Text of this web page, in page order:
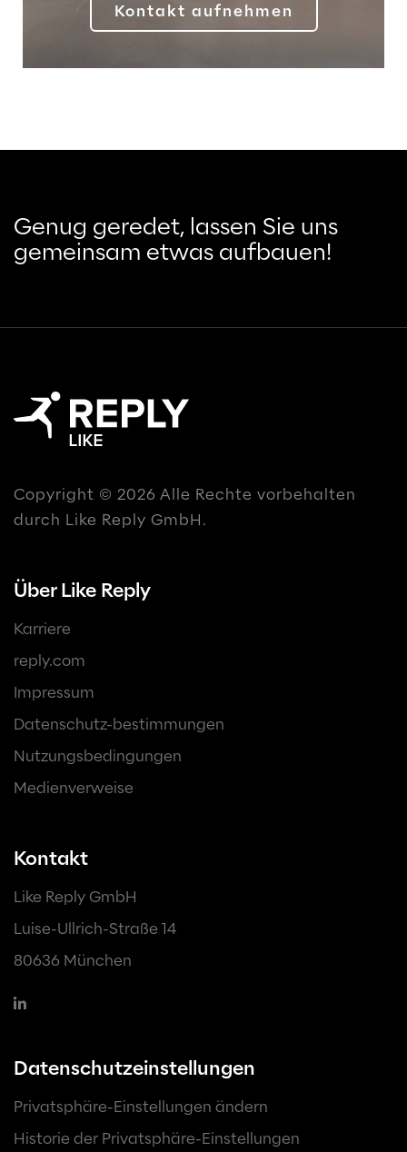
Kontakt aufnehmen
Genug geredet, lassen Sie uns
gemeinsam etwas aufbauen!
Copyright © 2026 Alle Rechte vorbehalten
durch Like Reply GmbH.
Über Like Reply
Karriere
reply.com
Impressum
Datenschutz-bestimmungen
Nutzungsbedingungen
Medienverweise
Kontakt
Like Reply GmbH
Luise-Ullrich-Straße 14
80636 München
Datenschutzeinstellungen
Privatsphäre-Einstellungen ändern
Historie der Privatsphäre-Einstellungen